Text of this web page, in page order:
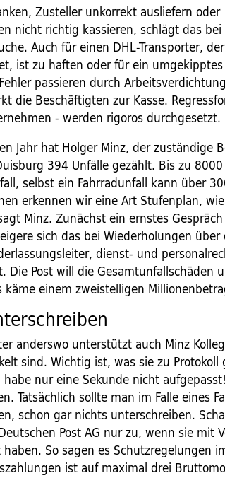
Zusteller unkorrekt ausliefern oder
nicht richtig kassieren, schlägt das
Auch für einen DHL-Transporter,
ist zu haften oder für ein umgekipptes
passieren durch
die Beschäftigten zur Kasse.
- werden rigoros durchgesetzt.
Jahr hat Holger Minz, der zuständige
394 Unfälle gezählt. Bis zu
selbst ein Fahrradunfall kann über
erkennen wir eine Art Stufenplan,
Minz. Zunächst ein ernstes
sich das bei Wiederholungen
dienst- und
Die Post will die Gesamtunfallschäden
käme einem zweistelligen
anderswo unterstützt auch Minz
sind. Wichtig ist, was sie zu
nur eine Sekunde nicht
Tatsächlich sollte man im Falle eines
schon gar nichts unterschreiben.
Post AG nur zu, wenn sie mit
So sagen es Schutzregelungen
ist auf maximal drei